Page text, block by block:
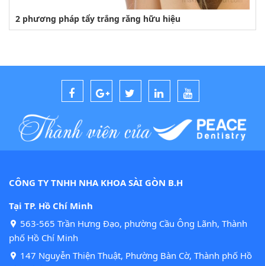
2 phương pháp tẩy trắng răng hữu hiệu
CÔNG TY TNHH NHA KHOA SÀI GÒN B.H
Tại TP. Hồ Chí Minh
563-565 Trần Hưng Đạo, phường Cầu Ông Lãnh, Thành
phố Hồ Chí Minh
147 Nguyễn Thiện Thuật, Phường Bàn Cờ, Thành phố Hồ